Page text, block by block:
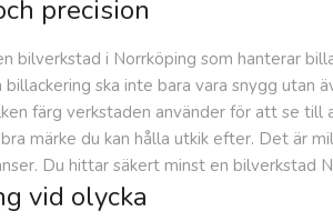
precision
bilverkstad i Norrköping som hanterar
billackering ska inte bara vara snygg
färg verkstaden använder för att se
märke du kan hålla utkik efter. Det är
Du hittar säkert minst en bilverkstad
vid olycka